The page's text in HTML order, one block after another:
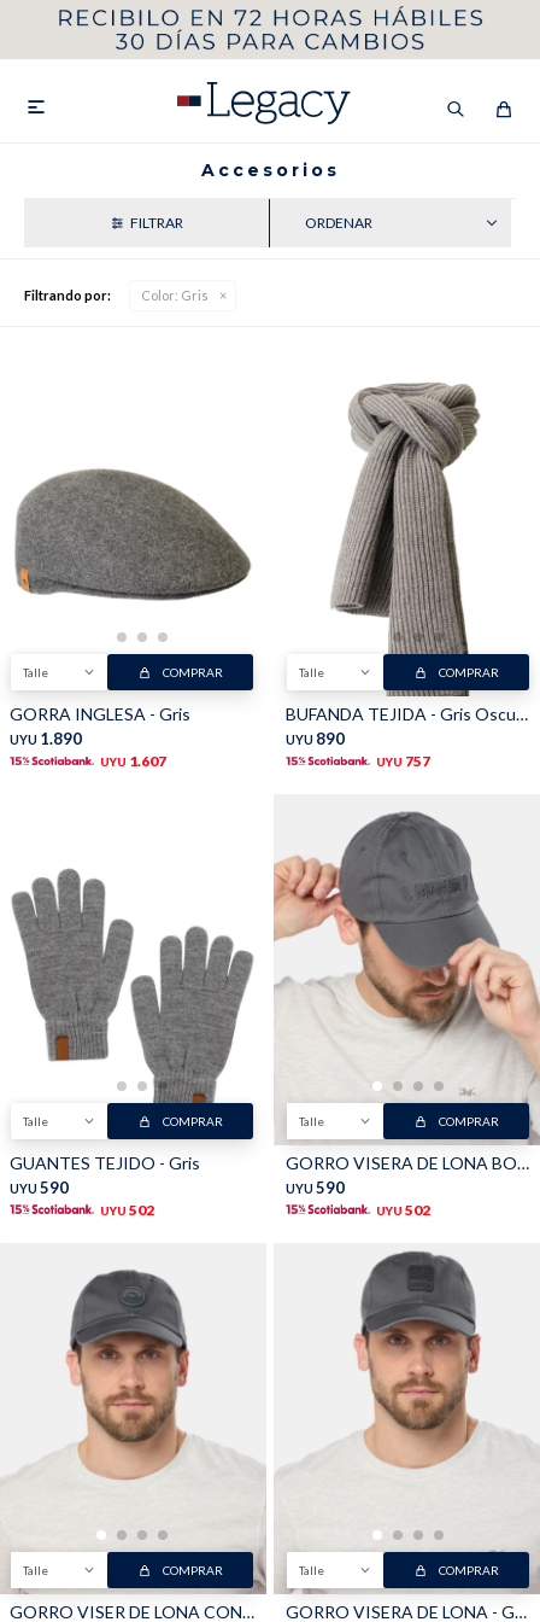

Accesorios
Filtrando por: Color: Gris
Talle COMPRAR
GORRA INGLESA - Gris
UYU 1.890
UYU 1.607
Talle COMPRAR
BUFANDA TEJIDA - Gris Oscuro
UYU 890
UYU 757
Talle COMPRAR
GUANTES TEJIDO - Gris
UYU 590
UYU 502
Talle COMPRAR
GORRO VISERA DE LONA BORDADO - Gris
UYU 590
UYU 502
Talle COMPRAR
GORRO VISER DE LONA CON PARCHE DE GOMA - Gris
Talle COMPRAR
GORRO VISERA DE LONA - Gris
MI CUENTA
VER COLECCIÓN DE HOMBRE
Remeras
Canguros Jeans
Shorts Trajes
Sacos